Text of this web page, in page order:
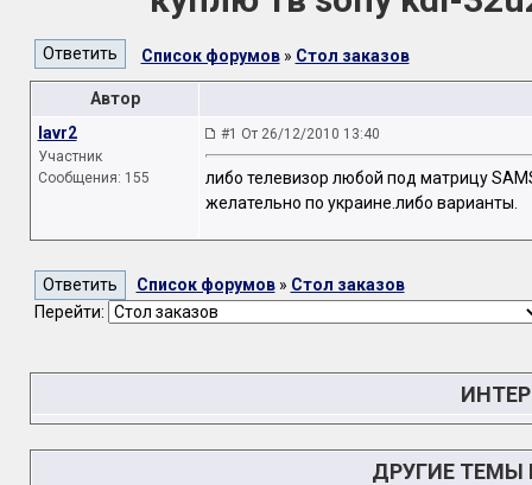
Список форумов» Стол заказов
Автор
lavr2
Участник
Сообщения: 155
#1 От 26/12/2010 13:40
либо телевизор любой под матрицу
желательно по украине.либо варианты.
Список форумов» Стол заказов
Перейти:
ДРУГИЕ ТЕМЫ